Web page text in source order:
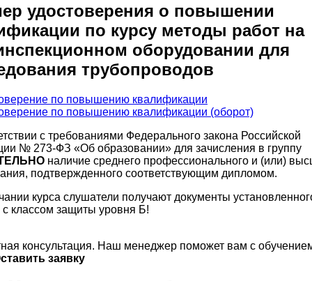
удостоверения о повышении
по курсу методы работ на
оборудовании для
трубопроводов
с требованиями Федерального закона Российской
№ 273-ФЗ «Об образовании» для зачисления в группу
наличие среднего профессионального и (или)
подтвержденного соответствующим дипломом.
курса слушатели получают документы
с классом защиты уровня Б!
консультация. Наш менеджер поможет вам с
заявку